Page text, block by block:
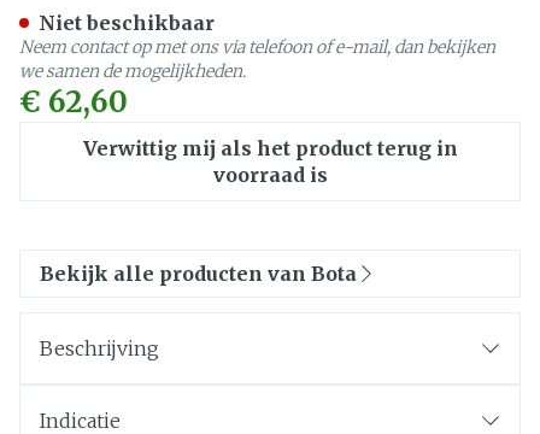
€ 62,60
Verwittig mij als het product terug in
voorraad is
Niet beschikbaar
Neem contact op met ons via telefoon of e-mail, dan bekijken
we samen de mogelijkheden.
Bekijk alle producten van Bota
Beschrijving
Indicatie